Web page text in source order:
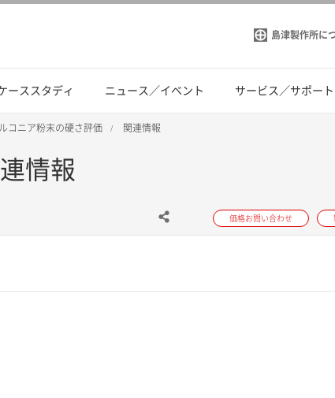
島津製作所に
ーススタディ ニュース／イベント サービス／サポート
コニア粉末の硬さ評価 関連情報
情報
価格お問い合わせ